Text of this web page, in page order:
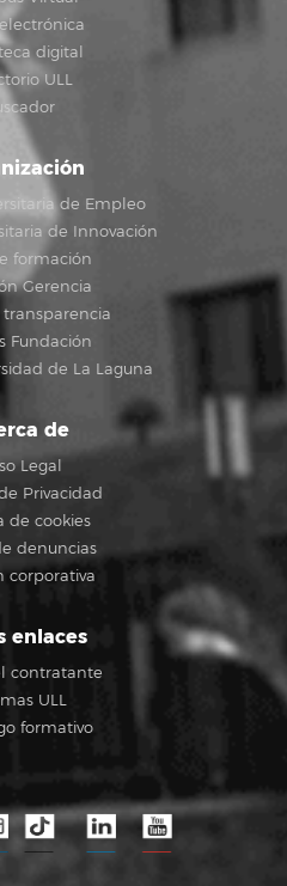
digital
ULL
de Empleo
de Innovación
formación
Gerencia
Fundación
de La Laguna
de
Legal
Privacidad
de cookies
denuncias
corporativa
enlaces
contratante
ULL
formativo